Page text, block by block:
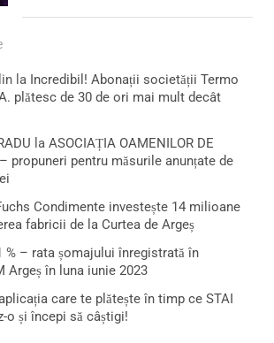
la Incredibil! Abonații societății Termo
plătesc de 30 de ori mai mult decât
la ASOCIAȚIA OAMENILOR DE
– propuneri pentru măsurile anunțate de
Condimente investește 14 milioane
fabricii de la Curtea de Argeș
% – rata șomajului înregistrată în
Argeș în luna iunie 2023
care te plătește în timp ce STAI
o și începi să câștigi!